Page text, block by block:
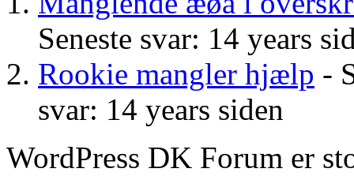
Seneste svar: 14 years
Rookie mangler hjælp -
svar: 14 years siden
WordPress DK Forum er